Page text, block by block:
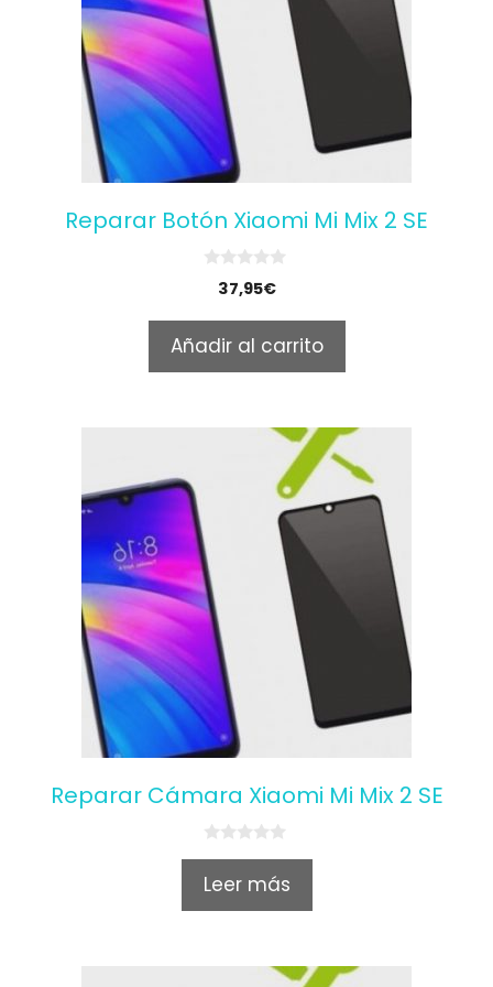
Reparar Botón Xiaomi Mi Mix 2 SE
o
f
5
37,95€
Añadir al carrito
Reparar Cámara Xiaomi Mi Mix 2 SE
u
Leer más